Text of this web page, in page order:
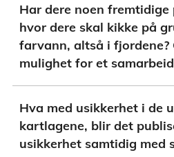
Har dere noen fremtidige
hvor dere skal kikke på
farvann, altså i fjordene?
mulighet for et
Hva med usikkerhet i de
kartlagene, blir det
usikkerhet samtidig med